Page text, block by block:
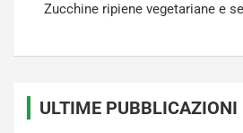
Zucchine ripiene vegetariane e
ULTIME PUBBLICAZIONI